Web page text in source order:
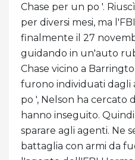
Chase per un po '.
per diversi mesi, ma
finalmente il 27
guidando in un'auto
Chase vicino a
furono individuati dagli
po ', Nelson ha cercato
hanno inseguito.
sparare agli agenti. Ne
battaglia con armi da